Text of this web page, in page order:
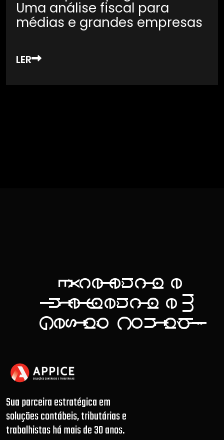
Uma análise fiscal para
médias e grandes empresas
LER
E
x
c
e
l
ên
c
i
ae
I
n
t
e
l
i
gên
c
i
ae
m
G
e
s
t
ãoC
on
t
áb
i
l
.
Sua parceira estratégica em
soluções contábeis, tributárias e
trabalhistas há mais de 30 anos.